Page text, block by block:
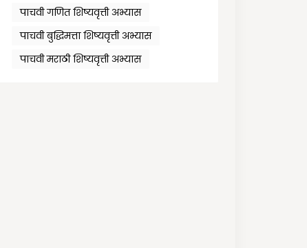
पाचवी गणित शिष्यवृत्ती अभ्यास
पाचवी बुद्धिमत्ता शिष्यवृत्ती अभ्यास
पाचवी मराठी शिष्यवृत्ती अभ्यास